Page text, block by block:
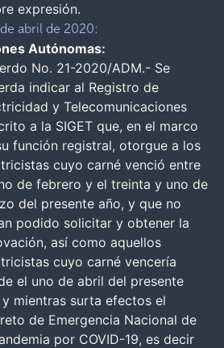
expresión.
abril de 2020:
Autónomas:
No. 21-2020/ADM.- Se
indicar al Registro de
y Telecomunicaciones
a la SIGET que, en el marco
función registral, otorgue a los
cuyo carné venció entre
de febrero y el treinta y uno de
del presente año, y que no
podido solicitar y obtener la
así como aquellos
cuyo carné vencería
el uno de abril del presente
y mientras surta efectos el
de Emergencia Nacional de
por COVID-19, es decir